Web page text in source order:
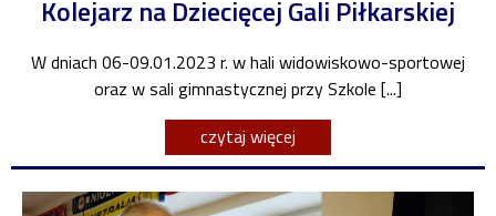
Kolejarz na Dziecięcej Gali Piłkarskiej
W dniach 06-09.01.2023 r. w hali widowiskowo-sportowej
oraz w sali gimnastycznej przy Szkole [...]
czytaj więcej